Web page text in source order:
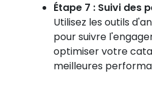
Étape 7 : Suivi des
Utilisez les outils
pour suivre
optimiser votre
meilleures